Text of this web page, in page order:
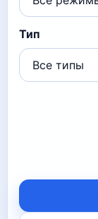
Тип